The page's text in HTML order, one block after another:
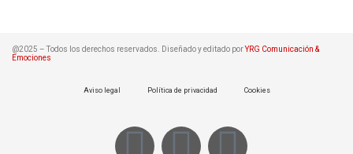
@2025 – Todos los derechos reservados. Diseñado y editado porYRG Comunicación &
Emociones
Aviso legal Política de privacidad Cookies